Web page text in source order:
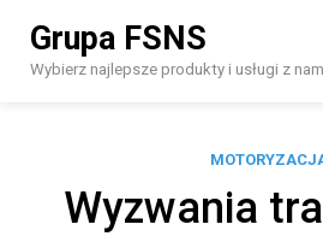
content
Grupa FSNS
Wybierz najlepsze produkty i usługi z
Wyzwania